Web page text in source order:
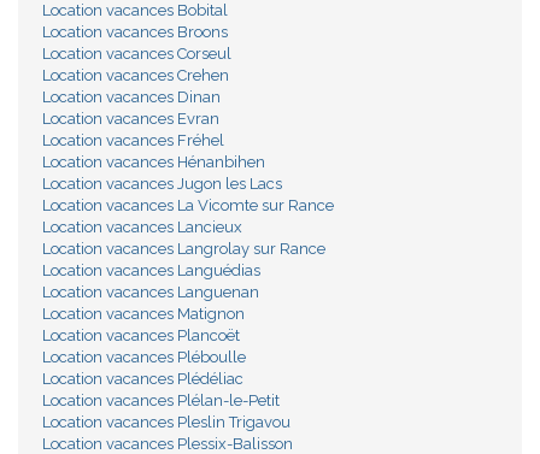
Location vacances Bobital
Location vacances Broons
Location vacances Corseul
Location vacances Crehen
Location vacances Dinan
Location vacances Evran
Location vacances Fréhel
Location vacances Hénanbihen
Location vacances Jugon les Lacs
Location vacances La Vicomte sur Rance
Location vacances Lancieux
Location vacances Langrolay sur Rance
Location vacances Languédias
Location vacances Languenan
Location vacances Matignon
Location vacances Plancoët
Location vacances Pléboulle
Location vacances Plédéliac
Location vacances Plélan-le-Petit
Location vacances Pleslin Trigavou
Location vacances Plessix-Balisson